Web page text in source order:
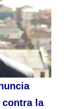
la